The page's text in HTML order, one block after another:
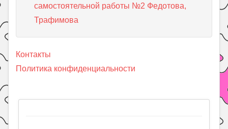
самостоятельной работы №2 Федотова,
Трафимова
Контакты
Политика конфиденциальности